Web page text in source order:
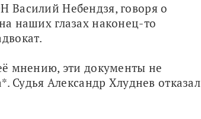
Василий Небендзя, говоря о
наших глазах наконец-то
мнению, эти документы не
Судья Александр Хлуднев отказал